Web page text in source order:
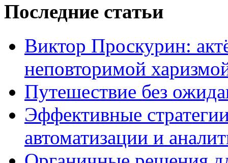
Последние статьи
Виктор Проскурин:
неповторимой
Путешествие без
Эффективные
автоматизации и